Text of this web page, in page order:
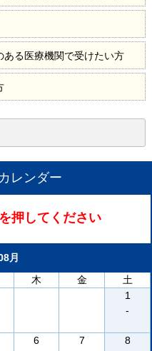
る医療機関で受けたい方
レンダー
押してください
月
木 金
土
1
-
6
7
8